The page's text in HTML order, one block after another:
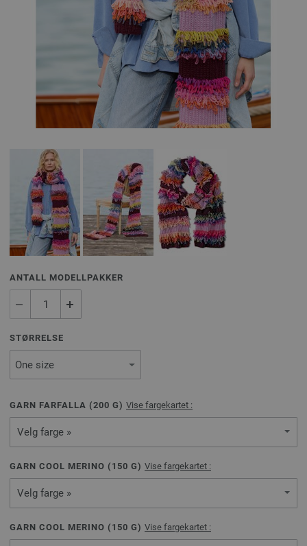
ANTALL MODELLPAKKER
STØRRELSE
GARN FARFALLA (200 G) Vise fargekartet :
Velg farge »
GARN COOL MERINO ( 150 G) Vise fargekartet :
Velg farge »
GARN COOL MERINO ( 150 G) Vise fargekartet :